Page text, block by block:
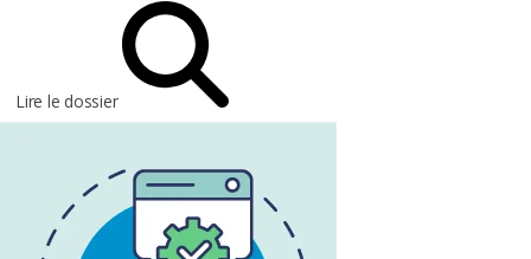
Lire le dossier